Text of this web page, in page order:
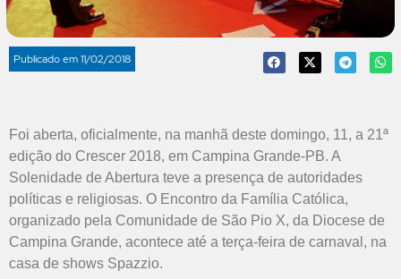
Publicado em11/02/2018
Foi aberta, oficialmente, na manhã deste domingo, 11, a 21ª
edição do Crescer 2018, em Campina Grande-PB. A
Solenidade de Abertura teve a presença de autoridades
políticas e religiosas. O Encontro da Família Católica,
organizado pela Comunidade de São Pio X, da Diocese de
Campina Grande, acontece até a terça-feira de carnaval, na
casa de shows Spazzio.